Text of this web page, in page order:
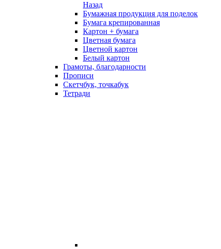
Назад
Бумажная продукция для поделок
Бумага крепированная
Картон + бумага
Цветная бумага
Цветной картон
Белый картон
Грамоты, благодарности
Прописи
Скетчбук, точкабук
Тетради